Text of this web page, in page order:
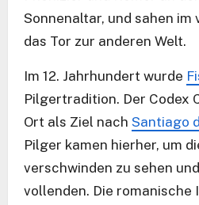
Sonnenaltar, und sahen im
das Tor zur anderen Welt.
Im 12. Jahrhundert wurde
Pilgertradition. Der Codex
Ort als Ziel nach Santiago
Pilger kamen hierher, um
verschwinden zu sehen
vollenden. Die romanische